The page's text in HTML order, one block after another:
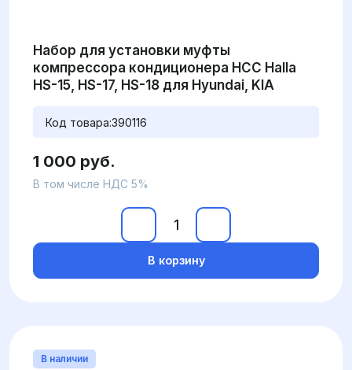
Набор для установки муфты
компрессора кондиционера HCC Halla
HS-15, HS-17, HS-18 для Hyundai, KIA
Код товара:390116
1 000 руб.
В том числе НДС 5%
В корзину
В наличии